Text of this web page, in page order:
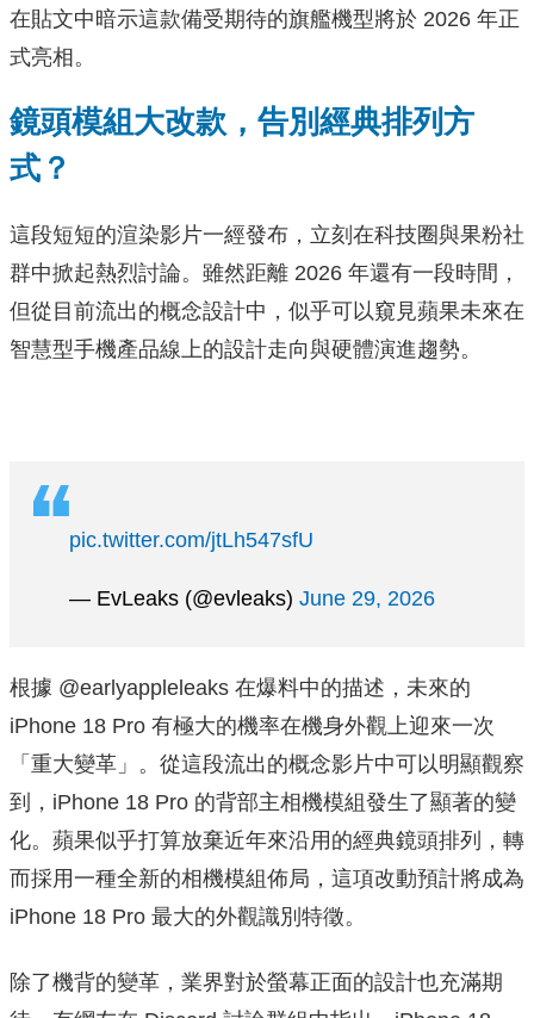
在貼文中暗示這款備受期待的旗艦機型將於 2026 年正
式亮相。
鏡頭模組大改款，告別經典排列方
式？
這段短短的渲染影片一經發布，立刻在科技圈與果粉社
群中掀起熱烈討論。雖然距離 2026 年還有一段時間，
但從目前流出的概念設計中，似乎可以窺見蘋果未來在
智慧型手機產品線上的設計走向與硬體演進趨勢。
pic.twitter.com/jtLh547sfU
— EvLeaks (@evleaks) June 29, 2026
根據 @earlyappleleaks 在爆料中的描述，未來的
iPhone 18 Pro 有極大的機率在機身外觀上迎來一次
「重大變革」。從這段流出的概念影片中可以明顯觀察
到，iPhone 18 Pro 的背部主相機模組發生了顯著的變
化。蘋果似乎打算放棄近年來沿用的經典鏡頭排列，轉
而採用一種全新的相機模組佈局，這項改動預計將成為
iPhone 18 Pro 最大的外觀識別特徵。
除了機背的變革，業界對於螢幕正面的設計也充滿期